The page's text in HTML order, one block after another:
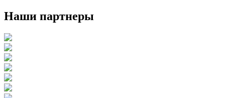
Наши партнеры